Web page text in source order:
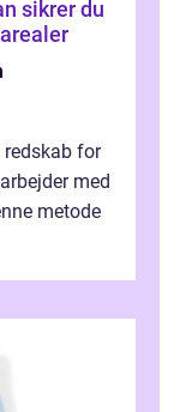
redskab for
med
metode